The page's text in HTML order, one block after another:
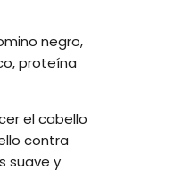
negro,
proteína
el cabello
contra
suave y